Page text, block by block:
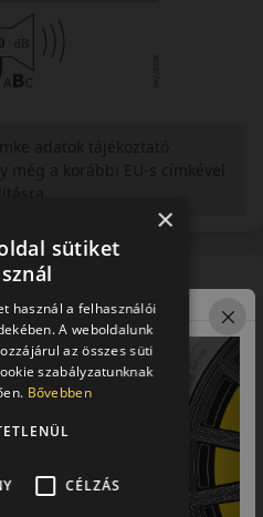
×
sütiket
használ a felhasználói
A weboldalunk
az összes süti
szabályzatunknak
Bővebben
CÉLZÁS